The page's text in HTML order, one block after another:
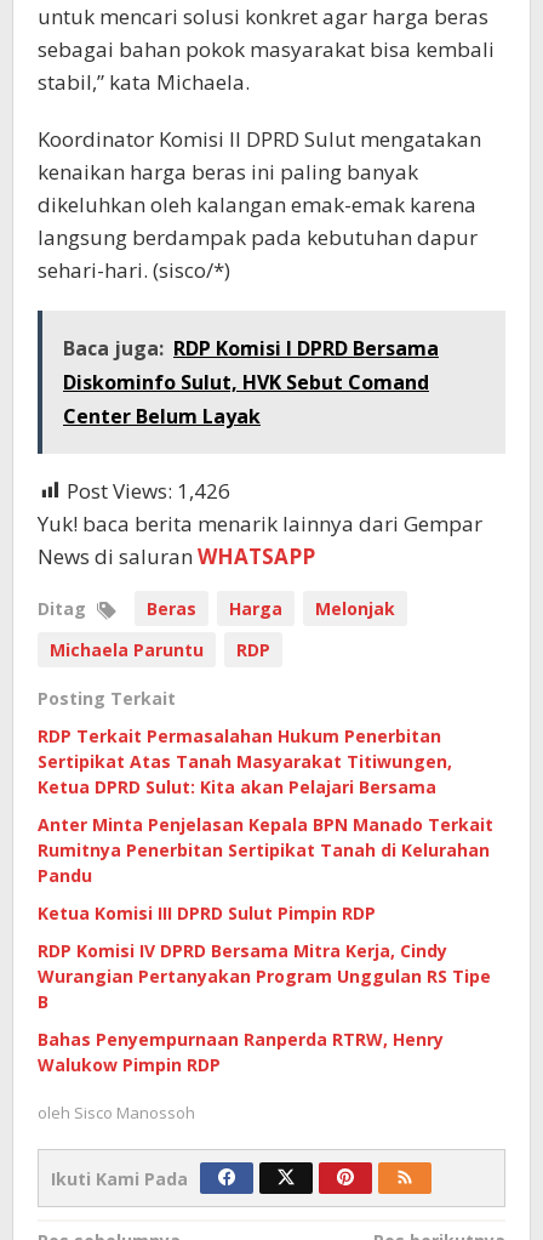
untuk mencari solusi konkret agar harga beras
sebagai bahan pokok masyarakat bisa kembali
stabil,” kata Michaela.
Koordinator Komisi II DPRD Sulut mengatakan
kenaikan harga beras ini paling banyak
dikeluhkan oleh kalangan emak-emak karena
langsung berdampak pada kebutuhan dapur
sehari-hari. (sisco/*)
Baca juga: RDP Komisi I DPRD Bersama
Diskominfo Sulut, HVK Sebut Comand
Center Belum Layak
Post Views: 1,426
Yuk! baca berita menarik lainnya dari Gempar
News di saluran WHATSAPP
Ditag Beras Harga
Melonjak
Michaela Paruntu
RDP
Posting Terkait
RDP Terkait Permasalahan Hukum Penerbitan
Sertipikat Atas Tanah Masyarakat Titiwungen,
Ketua DPRD Sulut: Kita akan Pelajari Bersama
Anter Minta Penjelasan Kepala BPN Manado Terkait
Rumitnya Penerbitan Sertipikat Tanah di Kelurahan
Pandu
Ketua Komisi III DPRD Sulut Pimpin RDP
RDP Komisi IV DPRD Bersama Mitra Kerja, Cindy
Wurangian Pertanyakan Program Unggulan RS Tipe
B
Bahas Penyempurnaan Ranperda RTRW, Henry
Walukow Pimpin RDP
oleh Sisco Manossoh
Ikuti Kami Pada